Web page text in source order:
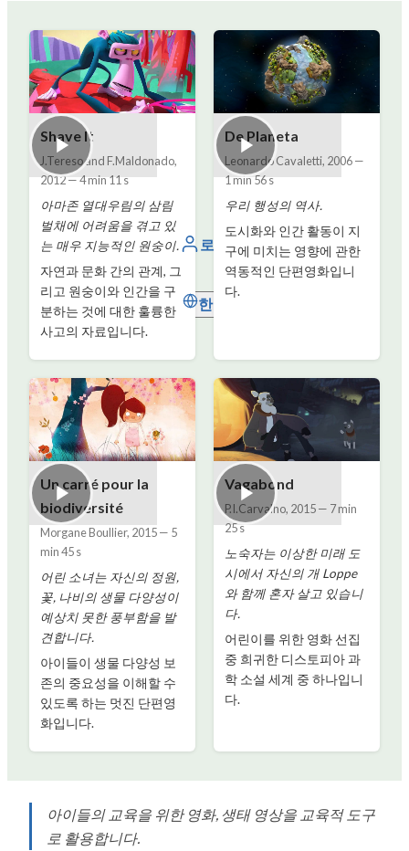
로그인
한국어
Shave It
J.Tereso and F.Maldonado,
2012—4 min 11 s
아마존 열대우림의 삼림
벌채에 어려움을 겪고 있
는 매우 지능적인 원숭이.
자연과 문화 간의 관계, 그
리고 원숭이와 인간을 구
분하는 것에 대한 훌륭한
사고의 자료입니다.
De Planeta
Leonardo Cavaletti, 2006—
1 min 56 s
우리 행성의 역사.
도시화와 인간 활동이 지
구에 미치는 영향에 관한
역동적인 단편영화입니
다.
Un carré pour la
biodiversité
Morgane Boullier, 2015— 5
min 45 s
어린 소녀는 자신의 정원,
꽃, 나비의 생물 다양성이
예상치 못한 풍부함을 발
견합니다.
아이들이 생물 다양성 보
존의 중요성을 이해할 수
있도록 하는 멋진 단편영
화입니다.
Vagabond
P.I.Carvalho, 2015— 7 min
25 s
노숙자는 이상한 미래 도
시에서 자신의 개 Loppe
와 함께 혼자 살고 있습니
다.
어린이를 위한 영화 선집
중 희귀한 디스토피아 과
학 소설 세계 중 하나입니
다.
아이들의 교육을 위한 영화, 생태 영상을 교육적 도구
로 활용합니다.